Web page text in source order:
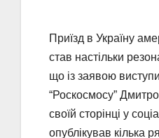
Приїзд в Україну
став настільки
що із заявою
“Роскосмосу”
своїй сторінці у
опублікував кілька